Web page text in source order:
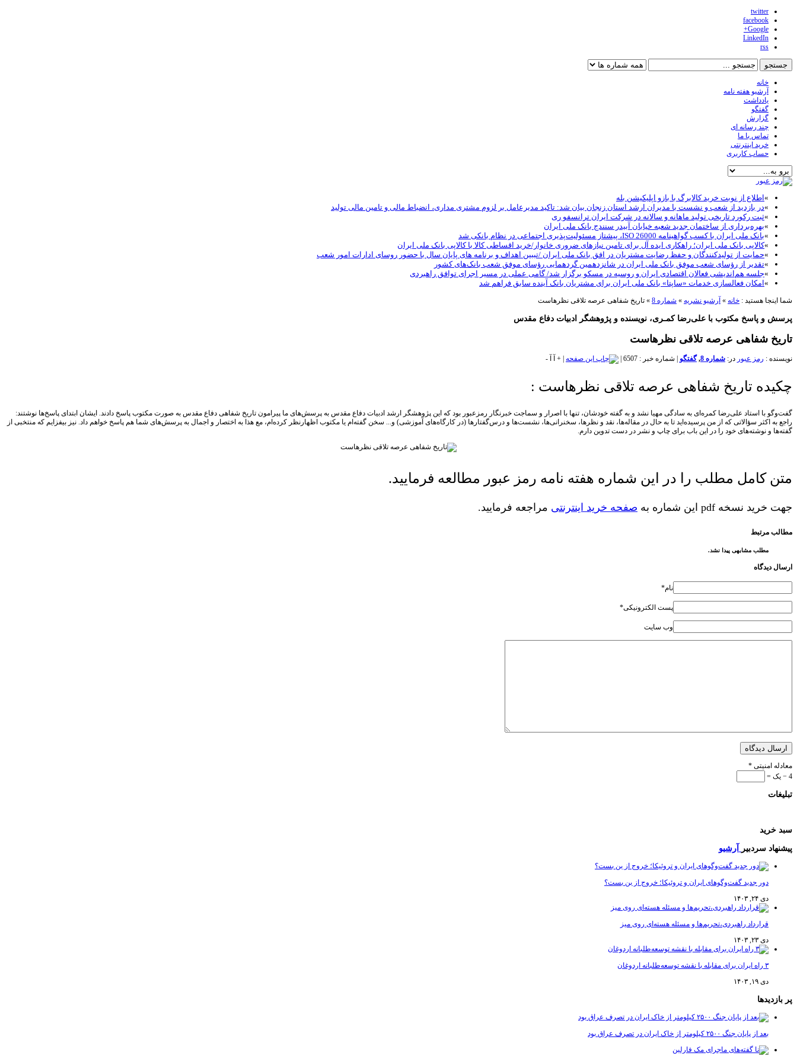
twitter
facebook
Google+
LinkedIn
rss
خانه
آرشیو هفته نامه
یادداشت
گفتگو
گزارش
چند رسانه ای
تماس با ما
خرید اینترنتی
حساب کاربری
»اطلاع از نوبت خرید کالابرگ با بازو اپلیکیشن بله
»در بازدید از شعب و نشست با مدیران ارشد استان زنجان بیان شد: تاکید مدیرعامل بر لزوم مشتری مداری، انضباط مالی و تامین مالی تولید
»ثبت رکورد تاریخی تولید ماهانه و سالانه در شرکت ایران ترانسفو ری
»بهره‌برداری از ساختمان جدید شعبه خیابان آبیدر سنندج بانک ملی ایران
»بانک ملی ایران با کسب گواهینامه ISO 26000، پیشتاز مسئولیت‌پذیری اجتماعی در نظام بانکی شد
»کالاپی بانک ملی ایران؛ راهکاری ایده آل برای تامین نیازهای ضروری خانوار/خرید اقساطی کالا با کالاپی بانک ملی ایران
»حمایت از تولیدکنندگان و حفظ رضایت مشتریان در افق بانک ملی ایران /تببین اهداف و برنامه های پایان سال با حضور روسای ادارات امور شعب
»تقدیر از رؤسای شعب موفق بانک ملی ایران در شانزدهمین گردهمایی رؤسای موفق شعب بانک‌های کشور
»جلسه هم‌اندیشی فعالان اقتصادی ایران و روسیه در مسکو برگزار شد/ گامی عملی در مسیر اجرای توافق راهبردی
»امکان فعالسازی خدمات «ساپتا» بانک ملی ایران برای مشتریان بانک آینده سابق فراهم شد
شما اینجا هستید : خانه » آرشیو نشریه » شماره 8 » تاریخ شفاهی عرصه‌ تلاقی نظرهاست
پرسش و پاسخ مکتوب با علی‌رضا کمـری،‌ نویسنده و پژوهشگر ادبیات دفاع مقدس
تاریخ شفاهی عرصه‌ تلاقی نظرهاست
نویسنده : رمز عبور در: شماره 8 ,گفتگو شماره خبر : 6507 +
-
چکیده تاریخ شفاهی عرصه‌ تلاقی نظرهاست :
گفت‌وگو با استاد علی‌رضا کمره‌ای به سادگی مهیا نشد و به گفته خودشان، تنها با اصرار و سماجت خبرنگار رمزعبور بود که این پژوهشگر ارشد ادبیات دفاع مقدس به پرسش‌های ما پیرامون تاریخ شفاهی دفاع مقدس به صورت مکتوب پاسخ دادند. ایشان ابتدای پاسخ‌ها نوشتند:
راجع به اکثر سؤالاتی که از من پرسیده‌اید تا به حال در مقاله‌ها، نقد و نظرها، سخنرانی‌ها، نشست‌ها و درس‌گفتارها (در کارگاه‌های آموزشی) و... سخن گفته‌ام یا مکتوب اظهارنظر کرده‌ام، مع هذا به اختصار و اجمال به پرسش‌های شما هم پاسخ خواهم داد. نیز بیفزایم که منتخبی از
گفته‌ها و نوشته‌های خود را در این باب برای چاپ و نشر در دست تدوین دارم.
متن کامل مطلب را در این شماره هفته نامه رمز عبور مطالعه فرمایید.
جهت خرید نسخه pdf این شماره به صفحه خرید اینترنتی مراجعه فرمایید.
مطالب مرتبط
مطلب مشابهی پیدا نشد.
ارسال دیدگاه
نام*
پست الکترونیکی*
وب سایت
ارسال دیدگاه
معادله امنیتی *
4 − یک =
تبلیغات
سبد خرید
پیشنهاد سردبیر
آرشیو
دور جدید گفت‌وگوهای ایران و تروئیکا؛ خروج از بن بست؟
دی ۲۴, ۱۴۰۳
قرارداد راهبردی،تحریم‌ها و مسئله هسته‌ای روی میز
دی ۲۳, ۱۴۰۳
۳ راه ایران برای مقابله با نقشه توسعه‌طلبانه اردوغان
دی ۱۹, ۱۴۰۳
پر بازدیدها
بعد از پایان جنگ ۲۵۰۰ کیلومتر از خاک ایران در تصرف عراق بود